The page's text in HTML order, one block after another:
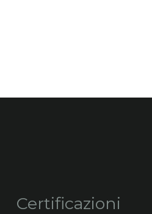
Certificazioni